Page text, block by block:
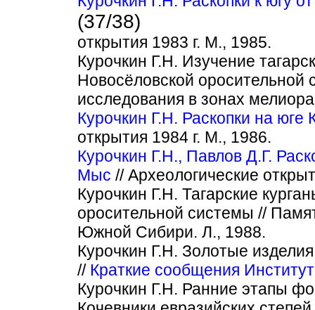
(37/38)
открытия 1983 г. М., 1985.
Курочкин Г.Н. Изучение
Новосёловской оросительной
исследования в зонах
Курочкин Г.Н. Раскопки на юге
открытия 1984 г. М., 1986.
Курочкин Г.Н., Павлов Д.Г.
Мыс // Археологические
Курочкин Г.Н. Тагарские
оросительной системы //
Южной Сибири. Л., 1988.
Курочкин Г.Н. Золотые
// Краткие сообщения
Курочкин Г.Н. Ранние этапы